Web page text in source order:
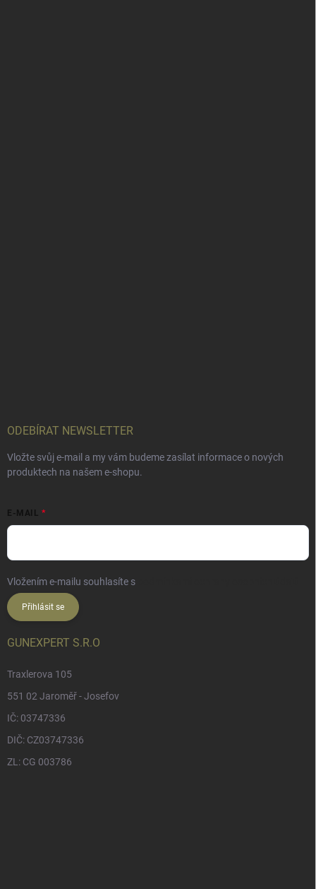
ODEBÍRAT NEWSLETTER
Vložte svůj e-mail a my vám budeme zasílat informace o nových
produktech na našem e-shopu.
E-MAIL
Vložením e-mailu souhlasíte s
Přihlásit se
GUNEXPERT S.R.O
Traxlerova 105
551 02 Jaroměř - Josefov
IČ: 03747336
DIČ: CZ03747336
ZL: CG 003786